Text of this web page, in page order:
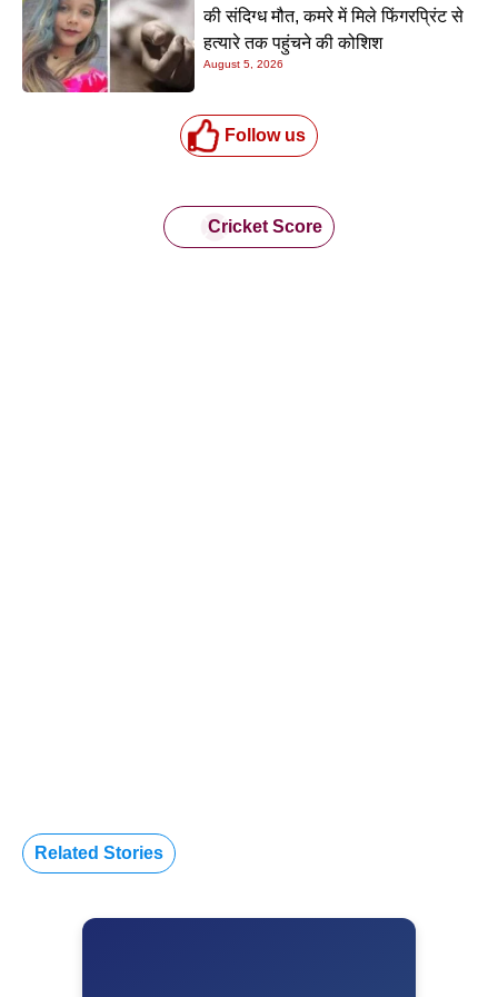
की संदिग्ध मौत, कमरे में मिले फिंगरप्रिंट से
हत्यारे तक पहुंचने की कोशिश
August 5, 2026
Follow us
Cricket Score
Related Stories